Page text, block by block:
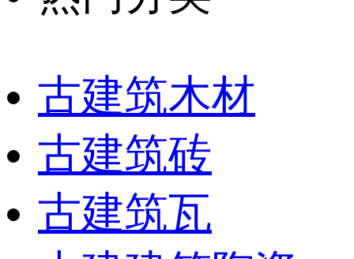
古建筑木材
古建筑砖
古建筑瓦